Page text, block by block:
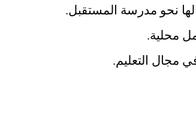
نحو مدرسة المستقبل.
مجال التعليم.